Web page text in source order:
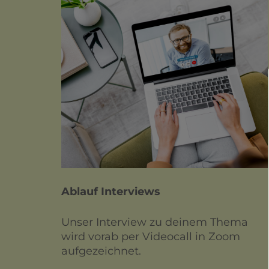
Ablauf Interviews
Unser Interview zu deinem Thema
wird vorab per Videocall in Zoom
aufgezeichnet.